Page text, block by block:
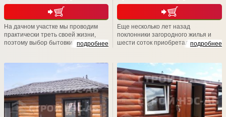
подробнее
На дачном участке мы проводим
практически треть своей жизни,
поэтому выбор бытовки -дело
не найдете. Приходите к нам на
Выставочную площадку,
рассмотрите БЫТОВКИ поближе,
уверяем Вас, что Вы не останетесь
равнодушными
подробнее
Еще несколько лет назад
поклонники загородного жилья и
шести соток приобретали убогие и
несмотря на возможности
современного рынка, люди
отказываются от такой "красоты" и
пытаются решить данный вопрос
собственными силами.